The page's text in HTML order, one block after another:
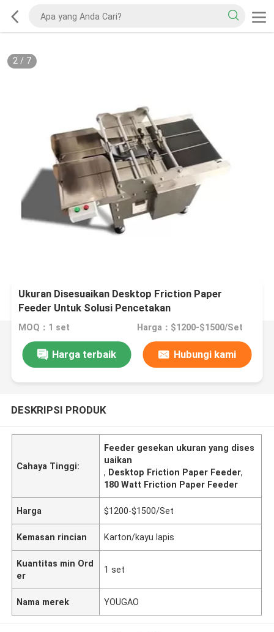
2/ 7
Ukuran Disesuaikan Desktop Friction Paper
Feeder Untuk Solusi Pencetakan
MOQ：1 set Harga：$1200-$1500/Set
Harga terbaik Hubungi kami
DESKRIPSI PRODUK
Cahaya Tinggi:
Feeder gesekan ukuran yang dises
uaikan
, Desktop Friction Paper Feeder,
180 Watt Friction Paper Feeder
Harga $1200-$1500/Set
Kemasan rincian Karton/kayu lapis
Kuantitas min Ord
er
1 set
Nama merek YOUGAO